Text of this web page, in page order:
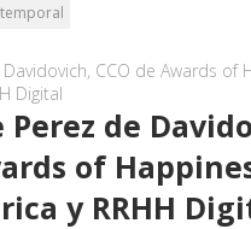
CCO de Awards of
Digital
Perez de
of
y RRHH